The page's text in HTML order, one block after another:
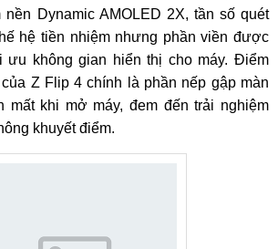
Dynamic AMOLED 2X, tần số quét
hệ tiền nhiệm nhưng phần viền được
ưu không gian hiển thị cho máy. Điểm
Z Flip 4 chính là phần nếp gập màn
mất khi mở máy, đem đến trải nghiệm
khuyết điểm.